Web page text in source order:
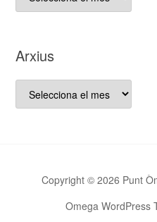
que
aquest
bloc…
Arxius
Arxius
Copyright © 2026 Punt
Omega WordPress